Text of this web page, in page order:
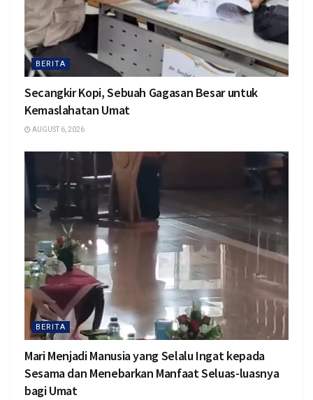
BERITA
Secangkir Kopi, Sebuah Gagasan Besar untuk
Kemaslahatan Umat
AUGUST 6, 2026
BERITA
Mari Menjadi Manusia yang Selalu Ingat kepada
Sesama dan Menebarkan Manfaat Seluas-luasnya
bagi Umat